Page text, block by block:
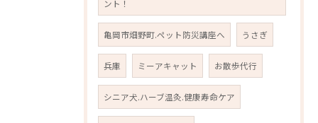
ント！
亀岡市畑野町.ペット防災講座へ うさぎ
兵庫 ミーアキャット お散歩代行
シニア犬.ハーブ温灸.健康寿命ケア